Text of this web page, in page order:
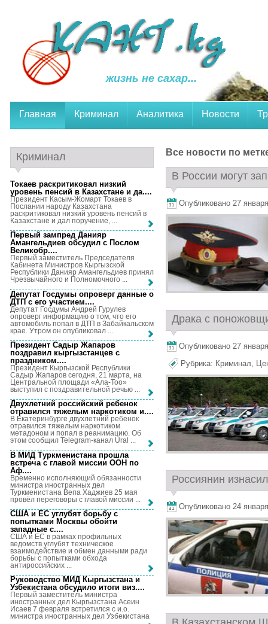
жизнь не сахар...
Главная Криминал Аналитика Новости
Все новости по
В России могут
Опубликовано 27
Драка с
Опубликовано 27
Рубрика: Криминал,
Россиянин
Опубликовано 24
Криминал
Токаев раскритиковал низкий
уровень пенсий в Казахстане и да....
Президент Касым-Жомарт Токаев в
Послании народу Казахстана
раскритиковал низкий уровень пенсий в
Казахстане и дал поручение, ...
Первый зампред Данияр
Амангельдиев обсудил с Послом
Великобр....
Первый заместитель Председателя
Кабинета Министров Кыргызской
Республики Данияр Амангельдиев принял
Чрезвычайного и Полномочного ...
Депутат Госдумы опроверг данные о
ДТП с его участием....
Депутат Госдумы Андрей Гурулев
опроверг информацию о том, что его
автомобиль попал в ДТП в Забайкальском
крае. Утром он опубликовал ...
Президент Садыр Жапаров
поздравил кыргызстанцев с
праздником....
Президент Кыргызской Республики
Садыр Жапаров сегодня, 21 марта, на
Центральной площади «Ала-Тоо»
выступил с поздравительной речью ...
Двухлетний российский ребенок
отравился тяжелым наркотиком и....
В Екатеринбурге двухлетний ребенок
отравился тяжелым наркотиком
метадоном и попал в реанимацию. Об
этом сообщил Telegram-канал Ural ...
В МИД Туркменистана прошла
встреча с главой миссии ООН по
Аф....
Временно исполняющий обязанности
министра иностранных дел
Туркменистана Вепа Хаджиев 25 мая
провёл переговоры с главой миссии ...
США и ЕС углубят борьбу с
попытками Москвы обойти
западные с....
США и ЕС в рамках профильных
ведомств углубят техническое
взаимодействие и обмен данными ради
борьбы с попытками обхода
антироссийских ...
Руководство МИД Кыргызстана и
Узбекистана обсудило итоги виз....
Первый заместитель министра
иностранных дел Кыргызстана Асеин
Исаев 7 февраля встретился с и.о.
министра иностранных дел Узбекистана